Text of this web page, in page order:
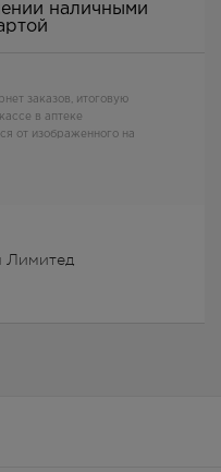
Лимитед
наличными
заказов, итоговую
в аптеке
от изображенного на